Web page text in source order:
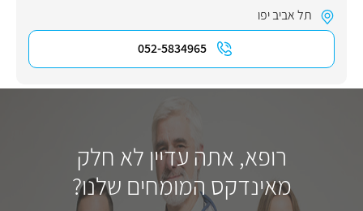
תל אביב יפו
052-5834965
רופא, אתה עדיין לא חלק
מאינדקס המומחים שלנו?